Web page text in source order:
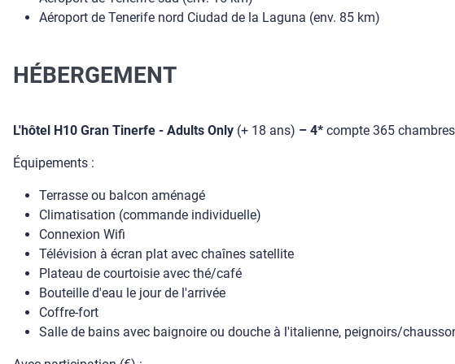
Aéroport de Tenerife nord Ciudad de la Laguna (env. 85 km)
HÉBERGEMENT
L'hôtel H10 Gran Tinerfe - Adults Only (+ 18 ans) – 4* compte 365
Équipements :
Terrasse ou balcon aménagé
Climatisation (commande individuelle)
Connexion Wifi
Télévision à écran plat avec chaînes satellite
Plateau de courtoisie avec thé/café
Bouteille d'eau le jour de l'arrivée
Coffre-fort
Salle de bains avec baignoire ou douche à l'italienne, peignoirs/